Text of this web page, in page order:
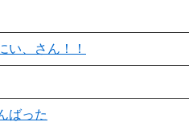
、さん！！
ばった